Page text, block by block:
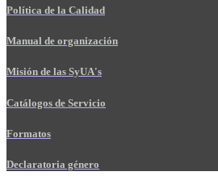
Política de la Calidad
Manual de organización
Misión de las SyUA's
Catálogos de Servicio
Formatos
Declaratoria género